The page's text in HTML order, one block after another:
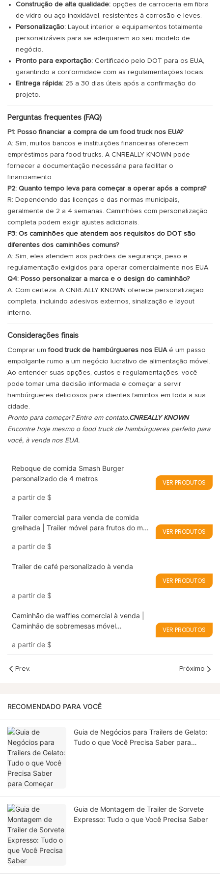
Construção de alta qualidade:opções de carroceria em fibra
de vidro ou aço inoxidável, resistentes à corrosão e leves.
Personalização:Layout interior e equipamentos totalmente
personalizáveis ​​para se adequarem ao seu modelo de
negócio.
Pronto para exportação:Certificado pelo DOT para os EUA,
garantindo a conformidade com as regulamentações locais.
Entrega rápida:25 a 30 dias úteis após a confirmação do
projeto.
Perguntas frequentes (FAQ)
P1: Posso financiar a compra de um food truck nos EUA?
A: Sim, muitos bancos e instituições financeiras oferecem
empréstimos para food trucks. A CNREALLY KNOWN pode
fornecer a documentação necessária para facilitar o
financiamento.
P2: Quanto tempo leva para começar a operar após a compra?
R: Dependendo das licenças e das normas municipais,
geralmente de 2 a 4 semanas. Caminhões com personalização
completa podem exigir ajustes adicionais.
P3: Os caminhões que atendem aos requisitos do DOT são
diferentes dos caminhões comuns?
A: Sim, eles atendem aos padrões de segurança, peso e
regulamentação exigidos para operar comercialmente nos EUA.
Q4: Posso personalizar a marca e o design do caminhão?
A: Com certeza. A CNREALLY KNOWN oferece personalização
completa, incluindo adesivos externos, sinalização e layout
interno.
Considerações finais
Comprar umfood truck de hambúrgueres nos EUAé um passo
empolgante rumo a um negócio lucrativo de alimentação móvel.
Ao entender suas opções, custos e regulamentações, você
pode tomar uma decisão informada e começar a servir
hambúrgueres deliciosos para clientes famintos em toda a sua
cidade.
Pronto para começar? Entre em contato.CNREALLY KNOWN
Encontre hoje mesmo o food truck de hambúrgueres perfeito para
você, à venda nos EUA.
Reboque de comida Smash Burger
personalizado de 4 metros
a partir de $
VER PRODUTOS
Trailer comercial para venda de comida
grelhada | Trailer móvel para frutos do mar
a partir de $
VER PRODUTOS
Trailer de café personalizado à venda
a partir de $
VER PRODUTOS
Caminhão de waffles comercial à venda |
Caminhão de sobremesas móvel
a partir de $
VER PRODUTOS
Prev. Próximo
RECOMENDADO PARA VOCÊ
Guia de Negócios para Trailers de Gelato:
Tudo o que Você Precisa Saber para
Guia de Montagem de Trailer de Sorvete
Expresso: Tudo o que Você Precisa Saber